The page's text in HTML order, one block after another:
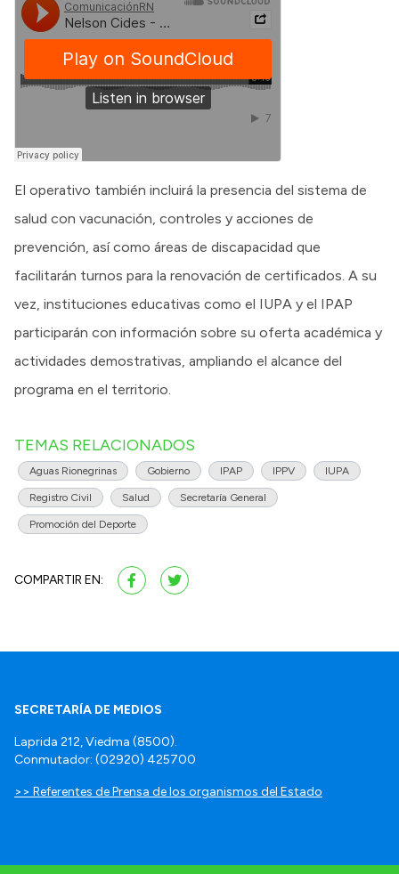
El operativo también incluirá la presencia del sistema de
salud con vacunación, controles y acciones de
prevención, así como áreas de discapacidad que
facilitarán turnos para la renovación de certificados. A su
vez, instituciones educativas como el IUPA y el IPAP
participarán con información sobre su oferta académica y
actividades demostrativas, ampliando el alcance del
programa en el territorio.
TEMAS RELACIONADOS
Aguas Rionegrinas Gobierno IPAP IPPV IUPA
Registro Civil Salud Secretaría General
Promoción del Deporte
COMPARTIR EN:
SECRETARÍA DE MEDIOS
Laprida 212, Viedma (8500).
Conmutador: (02920) 425700
>> Referentes de Prensa de los organismos del Estado